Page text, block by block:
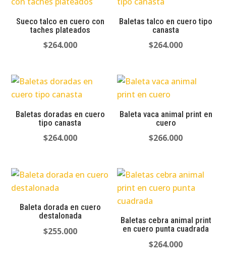
Sueco talco en cuero con
taches plateados
$264.000
Baletas talco en cuero tipo
canasta
$264.000
Baletas doradas en cuero
tipo canasta
$264.000
Baleta vaca animal print en
cuero
$266.000
Baleta dorada en cuero
destalonada
$255.000
Baletas cebra animal print
en cuero punta cuadrada
$264.000